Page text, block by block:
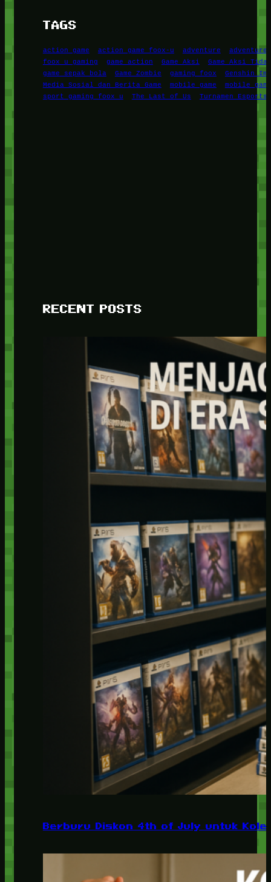
TAGS
action game action game foox-u adventure
adventure
foox u gaming
game action Game Aksi
Game Aksi Tidak
game sepak bola
Game Zombie gaming foox
Genshin
Media Sosial dan Berita Game
mobile game
mobile
sport gaming foox u
The Last of Us Turnamen Esports
RECENT POSTS
Berburu Diskon 4th of July untuk